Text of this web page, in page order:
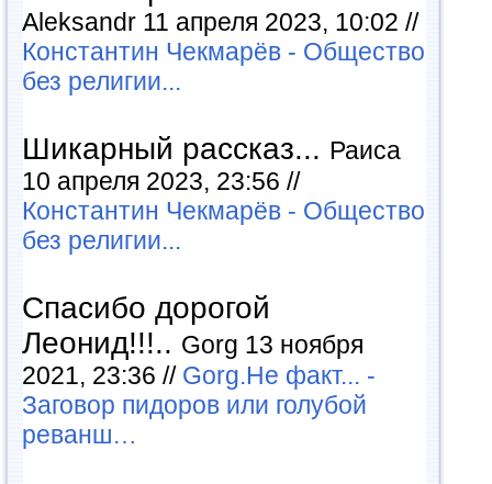
Aleksandr 11 апреля 2023, 10:02 //
Константин Чекмарёв - Общество
без религии...
Шикарный рассказ... Раиса
10 апреля 2023, 23:56 //
Константин Чекмарёв - Общество
без религии...
Спасибо дорогой
Леонид!!!.. Gorg 13 ноября
2021, 23:36 // Gorg.Не факт... -
Заговор пидоров или голубой
реванш…